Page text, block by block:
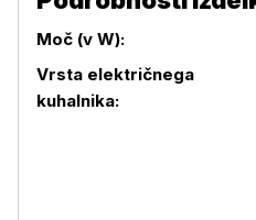
Podrobnosti izdelka
Moč (v W):
Vrsta električnega
kuhalnika: